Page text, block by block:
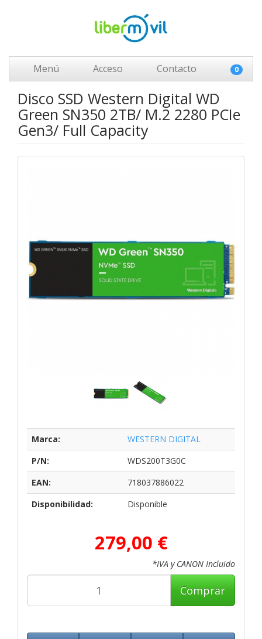
Menú Acceso Contacto 0
Disco SSD Western Digital WD
Green SN350 2TB/ M.2 2280 PCIe
Gen3/ Full Capacity
Marca:
WESTERN DIGITAL
P/N:
WDS200T3G0C
EAN:
718037886022
Disponibilidad:
Disponible
279,00 €
*IVA y CANON Incluido
Comprar